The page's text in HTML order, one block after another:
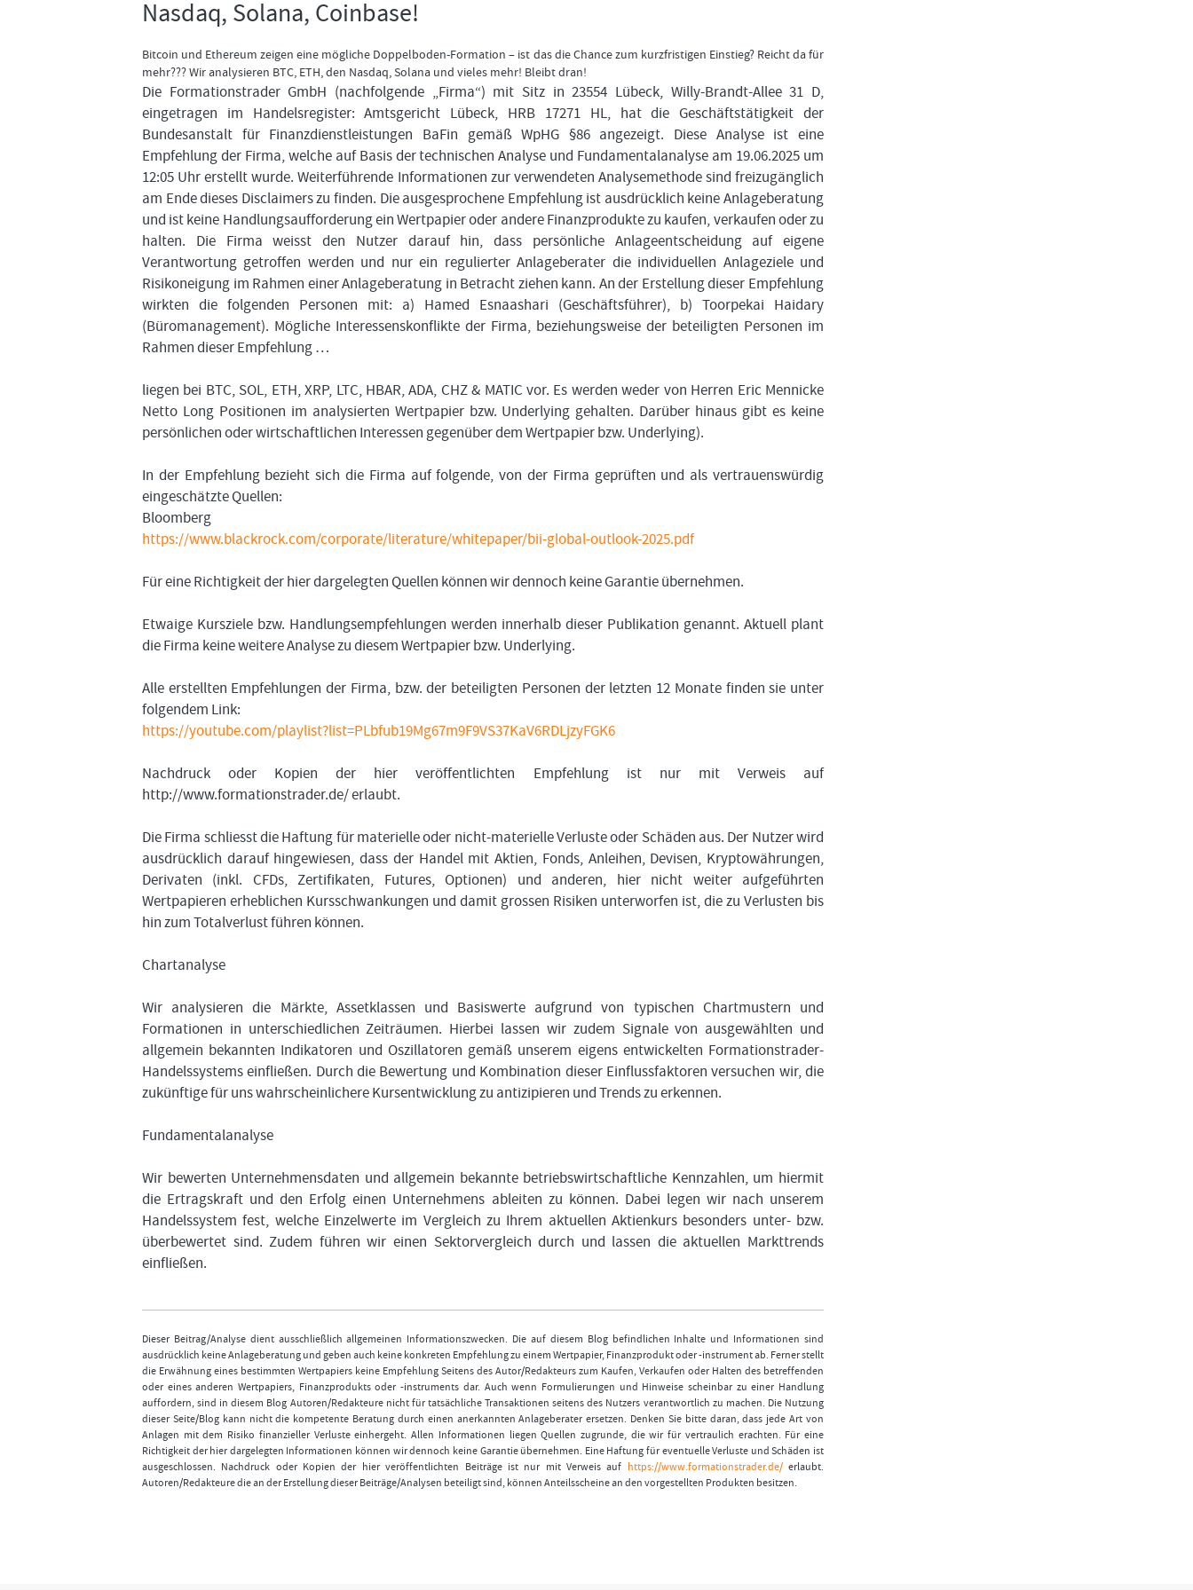
Nasdaq, Solana, Coinbase!
Bitcoin und Ethereum zeigen eine mögliche Doppelboden-Formation – ist das die Chance zum kurzfristigen Einstieg? Reicht da für
mehr??? Wir analysieren BTC, ETH, den Nasdaq, Solana und vieles mehr! Bleibt dran!
Die Formationstrader GmbH (nachfolgende „Firma“) mit Sitz in 23554 Lübeck, Willy-Brandt-Allee 31 D,
eingetragen im Handelsregister: Amtsgericht Lübeck, HRB 17271 HL, hat die Geschäftstätigkeit der
Bundesanstalt für Finanzdienstleistungen BaFin gemäß WpHG §86 angezeigt. Diese Analyse ist eine
Empfehlung der Firma, welche auf Basis der technischen Analyse und Fundamentalanalyse am 19.06.2025 um
12:05 Uhr erstellt wurde. Weiterführende Informationen zur verwendeten Analysemethode sind freizugänglich
am Ende dieses Disclaimers zu finden. Die ausgesprochene Empfehlung ist ausdrücklich keine Anlageberatung
und ist keine Handlungsaufforderung ein Wertpapier oder andere Finanzprodukte zu kaufen, verkaufen oder zu
halten. Die Firma weisst den Nutzer darauf hin, dass persönliche Anlageentscheidung auf eigene
Verantwortung getroffen werden und nur ein regulierter Anlageberater die individuellen Anlageziele und
Risikoneigung im Rahmen einer Anlageberatung in Betracht ziehen kann. An der Erstellung dieser Empfehlung
wirkten die folgenden Personen mit: a) Hamed Esnaashari (Geschäftsführer), b) Toorpekai Haidary
(Büromanagement). Mögliche Interessenskonflikte der Firma, beziehungsweise der beteiligten Personen im
Rahmen dieser Empfehlung …
liegen bei BTC, SOL, ETH, XRP, LTC, HBAR, ADA, CHZ & MATIC vor. Es werden weder von Herren Eric Mennicke
Netto Long Positionen im analysierten Wertpapier bzw. Underlying gehalten. Darüber hinaus gibt es keine
persönlichen oder wirtschaftlichen Interessen gegenüber dem Wertpapier bzw. Underlying).
In der Empfehlung bezieht sich die Firma auf folgende, von der Firma geprüften und als vertrauenswürdig
eingeschätzte Quellen:
Bloomberg
https://www.blackrock.com/corporate/literature/whitepaper/bii-global-outlook-2025.pdf
Für eine Richtigkeit der hier dargelegten Quellen können wir dennoch keine Garantie übernehmen.
Etwaige Kursziele bzw. Handlungsempfehlungen werden innerhalb dieser Publikation genannt. Aktuell plant
die Firma keine weitere Analyse zu diesem Wertpapier bzw. Underlying.
Alle erstellten Empfehlungen der Firma, bzw. der beteiligten Personen der letzten 12 Monate finden sie unter
folgendem Link:
https://youtube.com/playlist?list=PLbfub19Mg67m9F9VS37KaV6RDLjzyFGK6
Nachdruck oder Kopien der hier veröffentlichten Empfehlung ist nur mit Verweis auf
http://www.formationstrader.de/ erlaubt.
Die Firma schliesst die Haftung für materielle oder nicht-materielle Verluste oder Schäden aus. Der Nutzer wird
ausdrücklich darauf hingewiesen, dass der Handel mit Aktien, Fonds, Anleihen, Devisen, Kryptowährungen,
Derivaten (inkl. CFDs, Zertifikaten, Futures, Optionen) und anderen, hier nicht weiter aufgeführten
Wertpapieren erheblichen Kursschwankungen und damit grossen Risiken unterworfen ist, die zu Verlusten bis
hin zum Totalverlust führen können.
Chartanalyse
Wir analysieren die Märkte, Assetklassen und Basiswerte aufgrund von typischen Chartmustern und
Formationen in unterschiedlichen Zeiträumen. Hierbei lassen wir zudem Signale von ausgewählten und
allgemein bekannten Indikatoren und Oszillatoren gemäß unserem eigens entwickelten Formationstrader-
Handelssystems einfließen. Durch die Bewertung und Kombination dieser Einflussfaktoren versuchen wir, die
zukünftige für uns wahrscheinlichere Kursentwicklung zu antizipieren und Trends zu erkennen.
Fundamentalanalyse
Wir bewerten Unternehmensdaten und allgemein bekannte betriebswirtschaftliche Kennzahlen, um hiermit
die Ertragskraft und den Erfolg einen Unternehmens ableiten zu können. Dabei legen wir nach unserem
Handelssystem fest, welche Einzelwerte im Vergleich zu Ihrem aktuellen Aktienkurs besonders unter- bzw.
überbewertet sind. Zudem führen wir einen Sektorvergleich durch und lassen die aktuellen Markttrends
einfließen.
Dieser Beitrag/Analyse dient ausschließlich allgemeinen Informationszwecken. Die auf diesem Blog befindlichen Inhalte und Informationen sind
ausdrücklich keine Anlageberatung und geben auch keine konkreten Empfehlung zu einem Wertpapier, Finanzprodukt oder -instrument ab. Ferner stellt
die Erwähnung eines bestimmten Wertpapiers keine Empfehlung Seitens des Autor/Redakteurs zum Kaufen, Verkaufen oder Halten des betreffenden
oder eines anderen Wertpapiers, Finanzprodukts oder -instruments dar. Auch wenn Formulierungen und Hinweise scheinbar zu einer Handlung
auffordern, sind in diesem Blog Autoren/Redakteure nicht für tatsächliche Transaktionen seitens des Nutzers verantwortlich zu machen. Die Nutzung
dieser Seite/Blog kann nicht die kompetente Beratung durch einen anerkannten Anlageberater ersetzen. Denken Sie bitte daran, dass jede Art von
Anlagen mit dem Risiko finanzieller Verluste einhergeht. Allen Informationen liegen Quellen zugrunde, die wir für vertraulich erachten. Für eine
Richtigkeit der hier dargelegten Informationen können wir dennoch keine Garantie übernehmen. Eine Haftung für eventuelle Verluste und Schäden ist
ausgeschlossen. Nachdruck oder Kopien der hier veröffentlichten Beiträge ist nur mit Verweis auf https://www.formationstrader.de/erlaubt.
Autoren/Redakteure die an der Erstellung dieser Beiträge/Analysen beteiligt sind, können Anteilsscheine an den vorgestellten Produkten besitzen.